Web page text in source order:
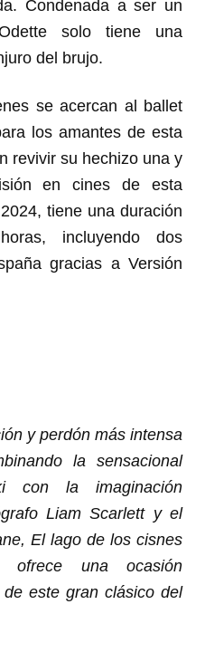
Condenada a ser un
solo tiene una
del brujo.
se acercan al ballet
los amantes de esta
revivir su hechizo una y
en cines de esta
tiene una duración
incluyendo dos
gracias a Versión
y perdón más intensa
la sensacional
con la imaginación
Liam Scarlett y el
El lago de los cisnes
una ocasión
este gran clásico del